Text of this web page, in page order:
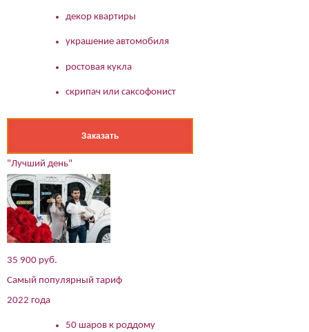
декор квартиры
украшение автомобиля
ростовая кукла
скрипач или саксофонист
Заказать
"Лучший день"
35 900 руб.
Самый популярный тариф
2022 года
50 шаров к роддому